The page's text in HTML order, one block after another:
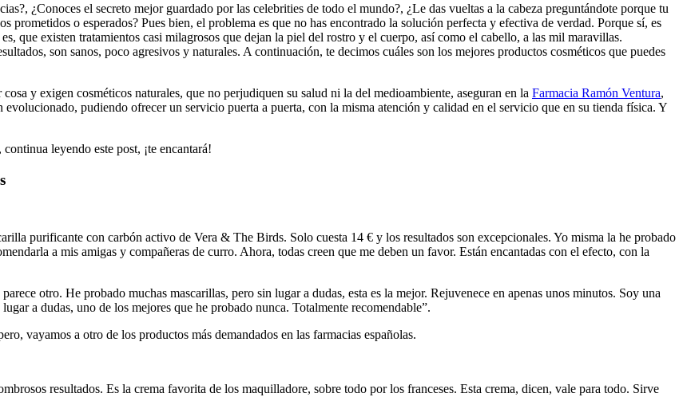
¿Conoces el secreto mejor guardado por las celebrities de todo el mundo?, ¿Le das vueltas a la cabeza preguntándote porque tu
o esperados? Pues bien, el problema es que no has encontrado la solución perfecta y efectiva de verdad. Porque sí, es
que existen tratamientos casi milagrosos que dejan la piel del rostro y el cuerpo, así como el cabello, a las mil maravillas.
son sanos, poco agresivos y naturales. A continuación, te decimos cuáles son los mejores productos cosméticos que puedes
y exigen cosméticos naturales, que no perjudiquen su salud ni la del medioambiente, aseguran en la Farmacia Ramón Ventura,
evolucionado, pudiendo ofrecer un servicio puerta a puerta, con la misma atención y calidad en el servicio que en su tienda física. Y
continua leyendo este post, ¡te encantará!
purificante con carbón activo de Vera & The Birds. Solo cuesta 14 € y los resultados son excepcionales. Yo misma la he probado
a mis amigas y compañeras de curro. Ahora, todas creen que me deben un favor. Están encantadas con el efecto, con la
otro. He probado muchas mascarillas, pero sin lugar a dudas, esta es la mejor. Rejuvenece en apenas unos minutos. Soy una
a dudas, uno de los mejores que he probado nunca. Totalmente recomendable”.
vayamos a otro de los productos más demandados en las farmacias españolas.
resultados. Es la crema favorita de los maquilladore, sobre todo por los franceses. Esta crema, dicen, vale para todo. Sirve